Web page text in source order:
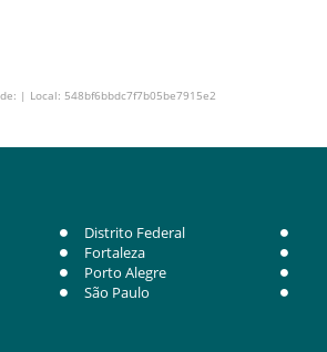
| Local: 548bf6bbdc7f7b05be7915e2
Distrito Federal
Fortaleza
Porto Alegre
São Paulo